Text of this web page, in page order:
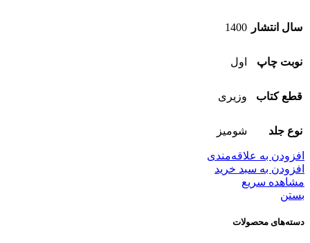
سال انتشار 1400
نوبت چاپ اول
قطع کتاب وزیری
نوع جلد شومیز
افزودن به علاقه‌مندی
افزودن به سبد خرید
مشاهده سریع
بستن
دسته‌های محصولات